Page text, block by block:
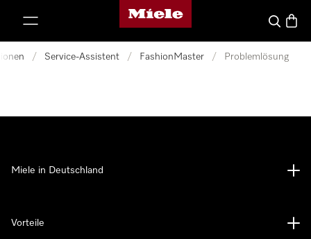
Miele-Homepage
Suche
/ Service-Assistent / FashionMaster / Problemlösung
Miele in Deutschland
Vorteile